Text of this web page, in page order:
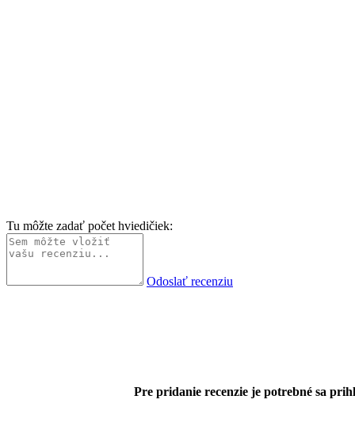
Tu môžte zadať počet hviedičiek:
Odoslať recenziu
Pre pridanie recenzie je potrebné sa